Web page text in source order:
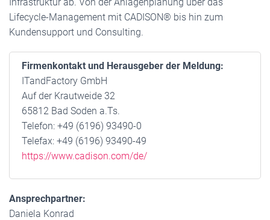
Lifecycle-Management mit CADISON® bis hin zum
Kundensupport und Consulting.
Firmenkontakt und Herausgeber der Meldung:
ITandFactory GmbH
Auf der Krautweide 32
65812 Bad Soden a.Ts.
Telefon: +49 (6196) 93490-0
Telefax: +49 (6196) 93490-49
https://www.cadison.com/de/
Ansprechpartner:
Daniela Konrad